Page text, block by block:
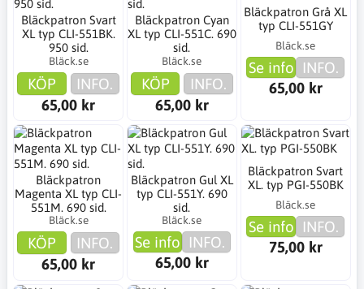
Bläckpatron Svart
XL typ CLI-551BK.
950 sid.
Bläck.se
KÖP
INFO.
65,00 kr
Bläckpatron Cyan
XL typ CLI-551C. 690
sid.
Bläck.se
KÖP
INFO.
65,00 kr
Bläckpatron Grå XL
typ CLI-551GY
Bläck.se
Se info INFO.
65,00 kr
Bläckpatron
Magenta XL typ CLI-
551M. 690 sid.
Bläck.se
KÖP
INFO.
65,00 kr
Bläckpatron Gul XL
typ CLI-551Y. 690
sid.
Bläck.se
Se info INFO.
65,00 kr
Bläckpatron Svart
XL. typ PGI-550BK
Bläck.se
Se info INFO.
75,00 kr